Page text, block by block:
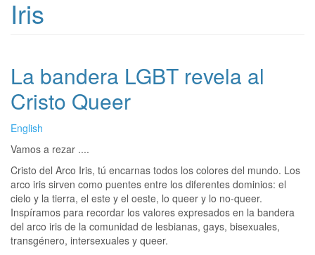
Iris
La bandera LGBT revela al
Cristo Queer
English
Vamos a rezar ....
Cristo del Arco Iris, tú encarnas todos los colores del mundo. Los
arco iris sirven como puentes entre los diferentes dominios: el
cielo y la tierra, el este y el oeste, lo queer y lo no-queer.
Inspíramos para recordar los valores expresados en la bandera
del arco iris de la comunidad de lesbianas, gays, bisexuales,
transgénero, intersexuales y queer.